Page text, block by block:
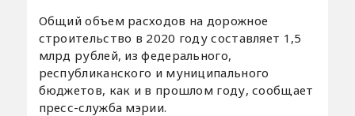
Общий объем расходов на дорожное
строительство в 2020 году составляет 1,5
млрд рублей, из федерального,
республиканского и муниципального
бюджетов, как и в прошлом году, сообщает
пресс-служба мэрии.